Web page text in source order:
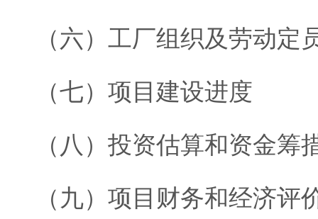
（六）工厂组织及劳动定
（七）项目建设进度
（八）投资估算和资金筹
（九）项目财务和经济评